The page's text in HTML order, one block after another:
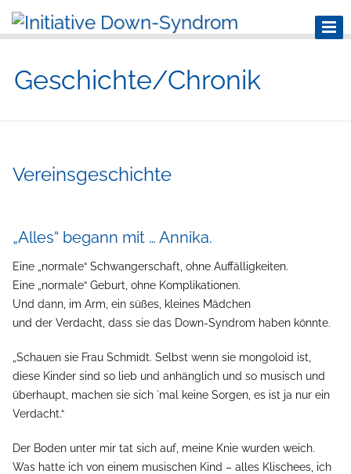
Geschichte/Chronik
Vereinsgeschichte
„Alles“ begann mit … Annika.
Eine „normale“ Schwangerschaft, ohne Auffälligkeiten.
Eine „normale“ Geburt, ohne Komplikationen.
Und dann, im Arm, ein süßes, kleines Mädchen
und der Verdacht, dass sie das Down-Syndrom haben könnte.
„Schauen sie Frau Schmidt. Selbst wenn sie mongoloid ist,
diese Kinder sind so lieb und anhänglich und so musisch und
überhaupt, machen sie sich ´mal keine Sorgen, es ist ja nur ein
Verdacht.“
Der Boden unter mir tat sich auf, meine Knie wurden weich.
Was hatte ich von einem musischen Kind – alles Klischees, ich